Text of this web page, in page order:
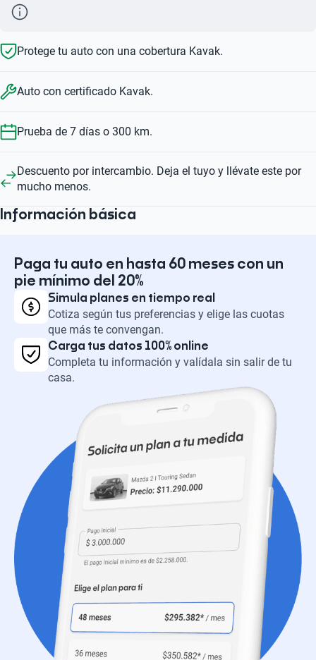
Protege tu auto con una cobertura Kavak.
Auto con certificado Kavak.
Prueba de 7 días o 300 km.
Descuento por intercambio. Deja el tuyo y llévate este por
mucho menos.
Información básica
Paga tu auto en hasta 60 meses con un
pie mínimo del 20%
Simula planes en tiempo real
Cotiza según tus preferencias y elige las cuotas
que más te convengan.
Carga tus datos 100% online
Completa tu información y valídala sin salir de tu
casa.